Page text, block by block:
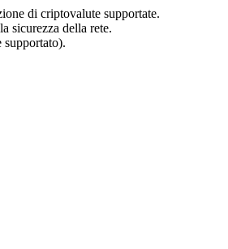
di criptovalute supportate.
sicurezza della rete.